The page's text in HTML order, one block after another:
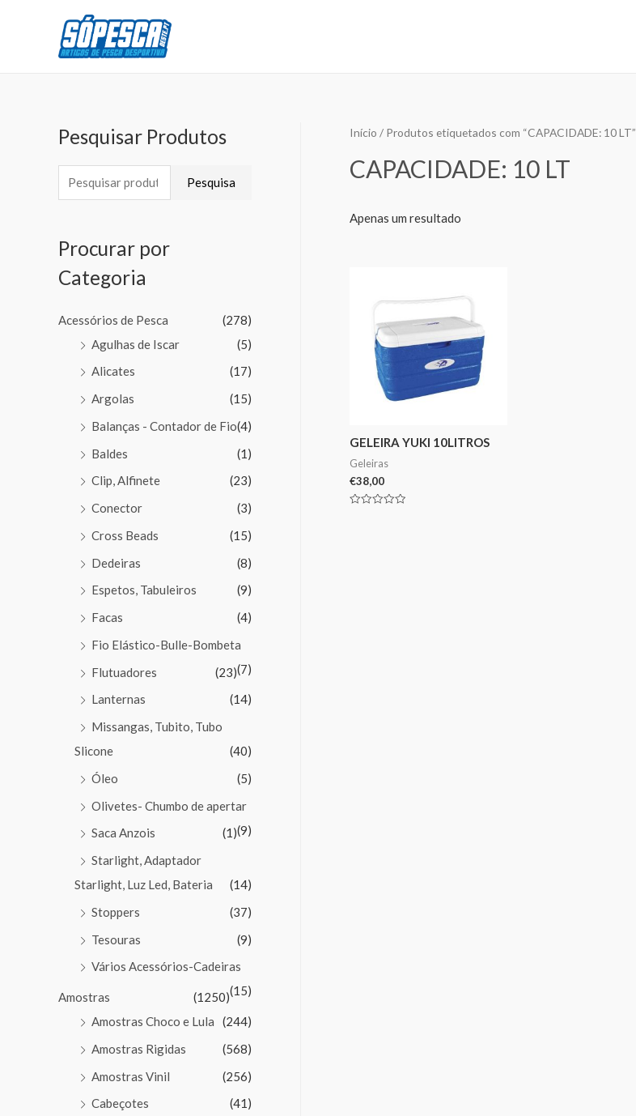
Pesquisar Produtos
Pesquisa
Procurar por
Categoria
Acessórios de Pesca
(278)
Agulhas de Iscar
(5)
Alicates
(17)
Argolas
(15)
Balanças - Contador de Fio(4)
Baldes
(1)
Clip, Alfinete
(23)
Conector
(3)
Cross Beads
(15)
Dedeiras
(8)
Espetos, Tabuleiros
(9)
Facas
(4)
Fio Elástico-Bulle-Bombeta
(7)
Flutuadores
(23)
Lanternas
(14)
Missangas, Tubito, Tubo
Slicone
(40)
Óleo
(5)
Olivetes- Chumbo de apertar
(9)
Saca Anzois
(1)
Starlight, Adaptador
Starlight, Luz Led, Bateria
(14)
Stoppers
(37)
Tesouras
(9)
Vários Acessórios-Cadeiras
(15)
Amostras
(1250)
Amostras Choco e Lula
(244)
Amostras Rigidas
(568)
Amostras Vinil
(256)
Cabeçotes
(41)
Início / Produtos etiquetados com “CAPACIDADE: 10 LT”
CAPACIDADE: 10 LT
Apenas um resultado
GELEIRA YUKI 10LITROS
Geleiras
€38,00